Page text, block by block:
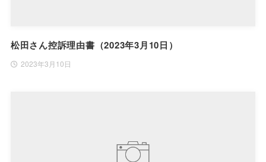
松田さん控訴理由書（2023年3月10日）
2023年3月10日